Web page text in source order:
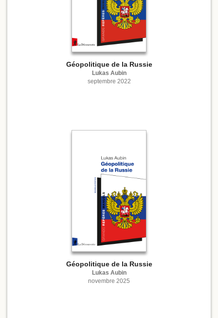
Géopolitique de la Russie
Lukas Aubin
septembre 2022
Géopolitique de la Russie
Lukas Aubin
novembre 2025